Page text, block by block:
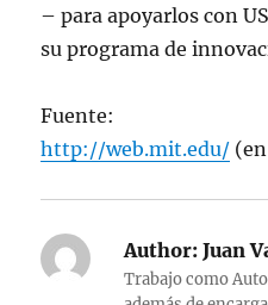
– para apoyarlos con
su programa de
Fuente:
http://web.mit.edu/
Author: Juan
Trabajo como